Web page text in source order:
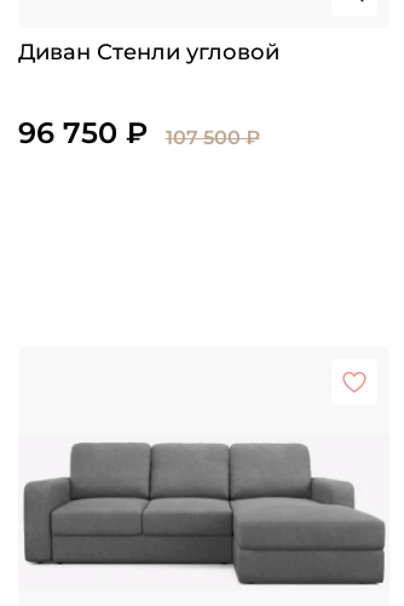
Диван Стенли угловой
96 750 ₽ 107 500 ₽